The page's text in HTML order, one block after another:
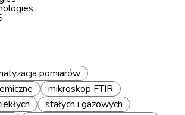
pomiarów
mikroskop FTIR
stałych i gazowych